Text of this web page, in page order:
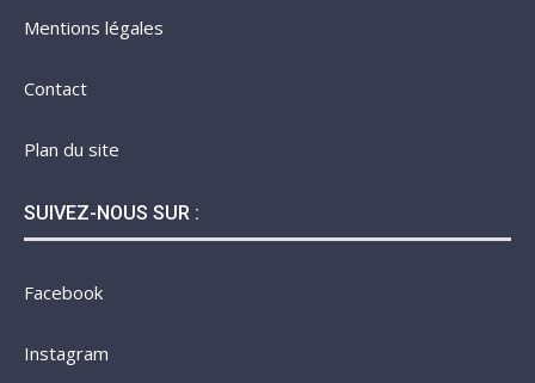
Mentions légales
Contact
Plan du site
SUIVEZ-NOUS SUR :
Facebook
Instagram